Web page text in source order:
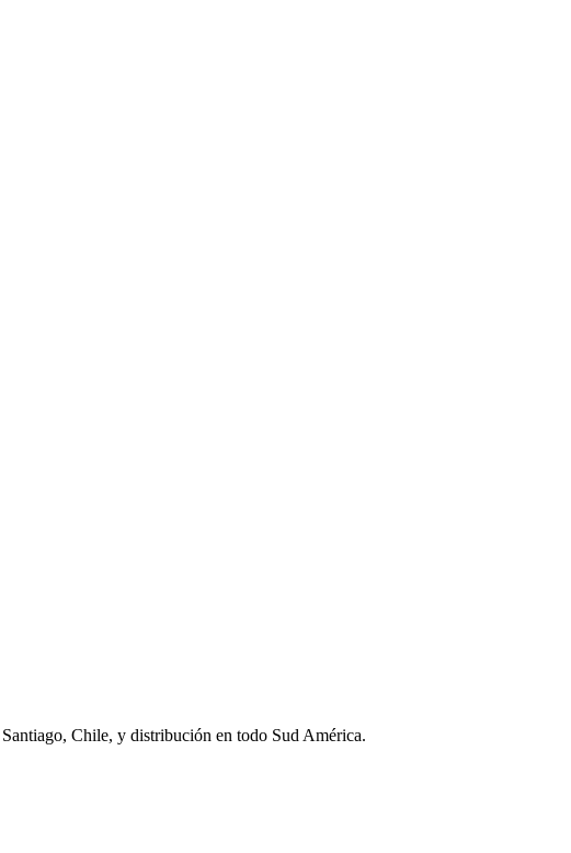
Chile, y distribución en todo Sud América.